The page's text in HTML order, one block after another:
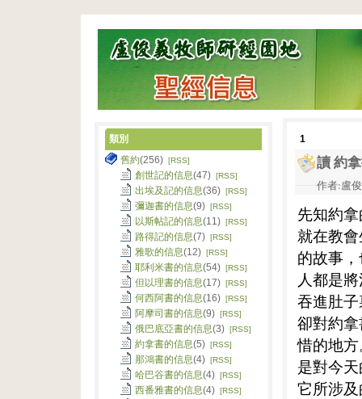
1
讀 約
作者:盧
先知約
就在教
的故事
人都是
吞進肚
卻對約
惜的地
是對今
它所涉
類別
舊約(256) [RSS]
創世記的信息(47) [RSS]
出埃及記的信息(36) [RSS]
彌迦書的信息(9) [RSS]
以斯帖記的信息(11) [RSS]
路得記的信息(7) [RSS]
雅歌的信息(12) [RSS]
耶利米書的信息(54) [RSS]
但以理書的信息(17) [RSS]
何西阿書的信息(16) [RSS]
阿摩司書的信息(9) [RSS]
俄巴底亞書的信息(3) [RSS]
約拿書的信息(5) [RSS]
那鴻書的信息(4) [RSS]
哈巴谷書的信息(4) [RSS]
西番雅書的信息(4) [RSS]